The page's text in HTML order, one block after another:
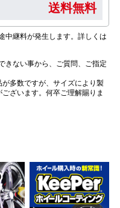
送料無料
中継料が発生します。詳しくは
きない事から、ご質問、ご指定
多数ですが、サイズにより製
ざいます。何卒ご理解賜りま